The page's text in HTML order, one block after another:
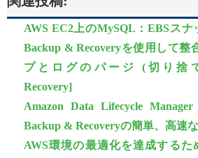
AWS EC2上のMySQL：EBSス
Backup & Recoveryを使用して整
プとログのパージ (切り捨
Recovery]
Amazon Data Lifecycle
Backup & Recoveryの簡単、高速
AWS環境の最適化を達成するた